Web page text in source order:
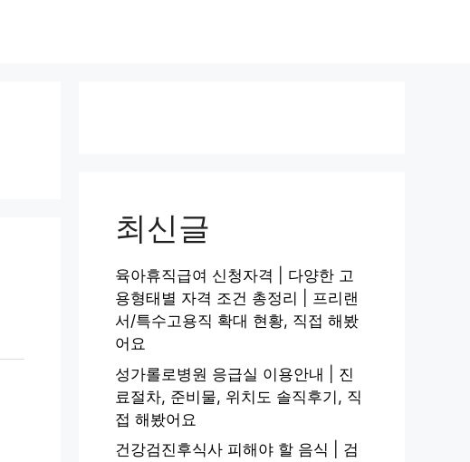
최신글
육아휴직급여 신청자격 | 다양한 고
용형태별 자격 조건 총정리 | 프리랜
서/특수고용직 확대 현황, 직접 해봤
어요
성가롤로병원 응급실 이용안내 | 진
료절차, 준비물, 위치도 솔직후기, 직
접 해봤어요
건강검진후식사 피해야 할 음식 | 검